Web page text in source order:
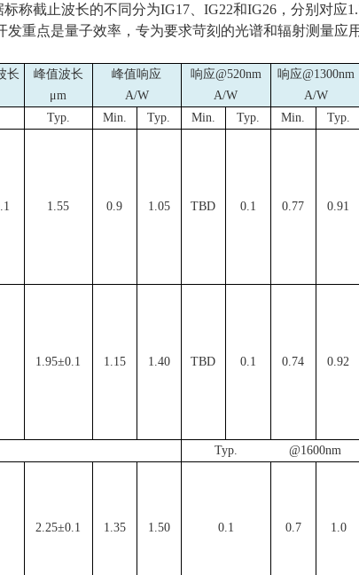
称截止波长的不同分为IG17 IG22和IG26 ，分别对应
发重点是量子效率，专为要求苛刻的光谱和辐射测量应
长
峰值波长
μm
峰值响应
A/W
响应@520nm
A/W
响应@1300nm
A/W
Typ.
Min. Typ. Min. Typ. Min. Typ.
1.55 0.9 1.05 TBD 0.1 0.77 0.91
1.95±0.1 1.15 1.40 TBD 0.1 0.74 0.92
Typ.
@1600nm
2.25±0.1 1.35 1.50 0.1 0.7 1.0